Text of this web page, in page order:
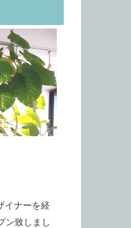
イナーを経
ン致しまし